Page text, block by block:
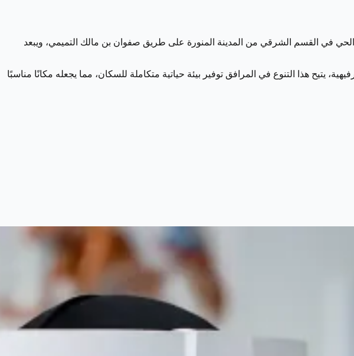
في القسم الشرقي من المدينة المنورة على طريق صفوان بن مالك التميمي، ويبعد
يتيح هذا التنوع في المرافق توفير بيئة حياتية متكاملة للسكان، مما يجعله مكانًا مناسبًا